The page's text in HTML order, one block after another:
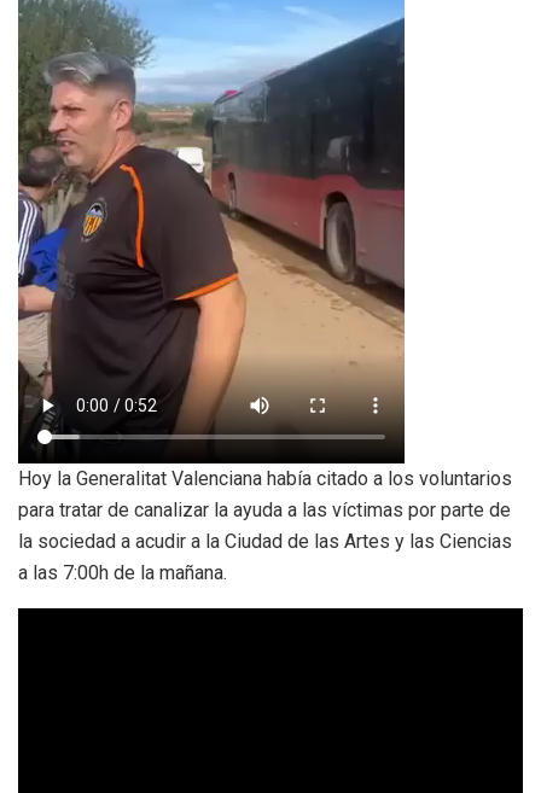
Hoy la Generalitat Valenciana había citado a los voluntarios
para tratar de canalizar la ayuda a las víctimas por parte de
la sociedad a acudir a la Ciudad de las Artes y las Ciencias
a las 7:00h de la mañana.